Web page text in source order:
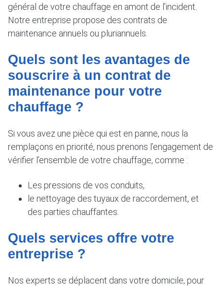
général de votre chauffage en amont de l’incident.
Notre entreprise propose des contrats de
maintenance annuels ou pluriannuels.
Quels sont les avantages de
souscrire à un contrat de
maintenance pour votre
chauffage ?
Si vous avez une pièce qui est en panne, nous la
remplaçons en priorité, nous prenons l’engagement de
vérifier l’ensemble de votre chauffage, comme :
Les pressions de vos conduits,
le nettoyage des tuyaux de raccordement, et
des parties chauffantes.
Quels services offre votre
entreprise ?
Nos experts se déplacent dans votre domicile, pour